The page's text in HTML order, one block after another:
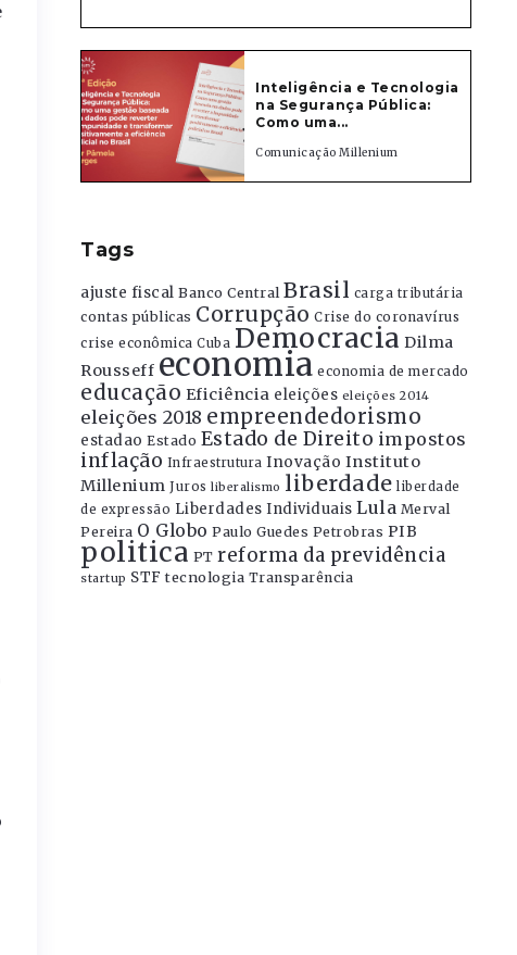
Inteligência e Tecnologia
na Segurança Pública:
Como uma...
Comunicação Millenium
Tags
ajuste fiscal Banco Central Brasil carga tributária
contas públicas Corrupção Crise do coronavírus
crise econômica Cuba Democracia Dilma
Rousseff economia economia de mercado
educação Eficiência eleições eleições 2014
eleições 2018 empreendedorismo
estadao Estado Estado de Direito impostos
inflação Infraestrutura Inovação Instituto
Millenium Juros liberalismo liberdade liberdade
de expressão Liberdades Individuais Lula Merval
Pereira O Globo Paulo Guedes Petrobras PIB
politica PT reforma da previdência
startup STF tecnologia Transparência